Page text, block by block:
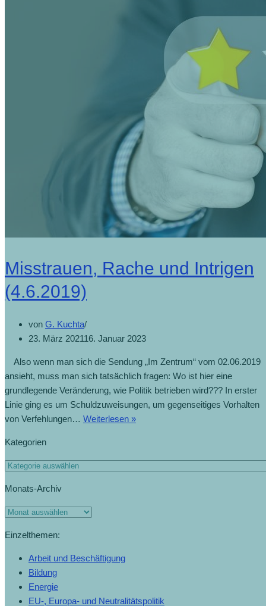
Misstrauen, Rache und Intrigen
(4.6.2019)
von G. Kuchta
23. März 202116. Januar 2023
Also wenn man sich die Sendung „Im Zentrum“ vom 02.06.2019
ansieht, muss man sich tatsächlich fragen: Wo ist hier eine
grundlegende Veränderung, wie Politik betrieben wird??? In erster
Linie ging es um Schuldzuweisungen, um gegenseitiges Vorhalten
von Verfehlungen… Weiterlesen »
Kategorien
Monats-Archiv
Einzelthemen:
Arbeit und Beschäftigung
Bildung
Energie
EU-, Europa- und Neutralitätspolitik